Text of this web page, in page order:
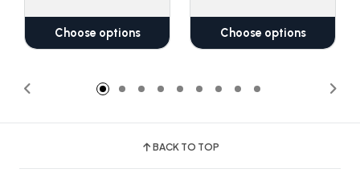
Choose options Choose options
BACK TO TOP